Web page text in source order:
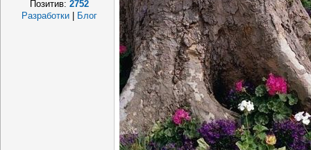
Позитив: 2752
Разработки
Блог